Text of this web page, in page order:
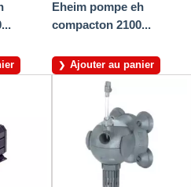
Eheim pompe eh
compacton 2100...
Ajouter au panier